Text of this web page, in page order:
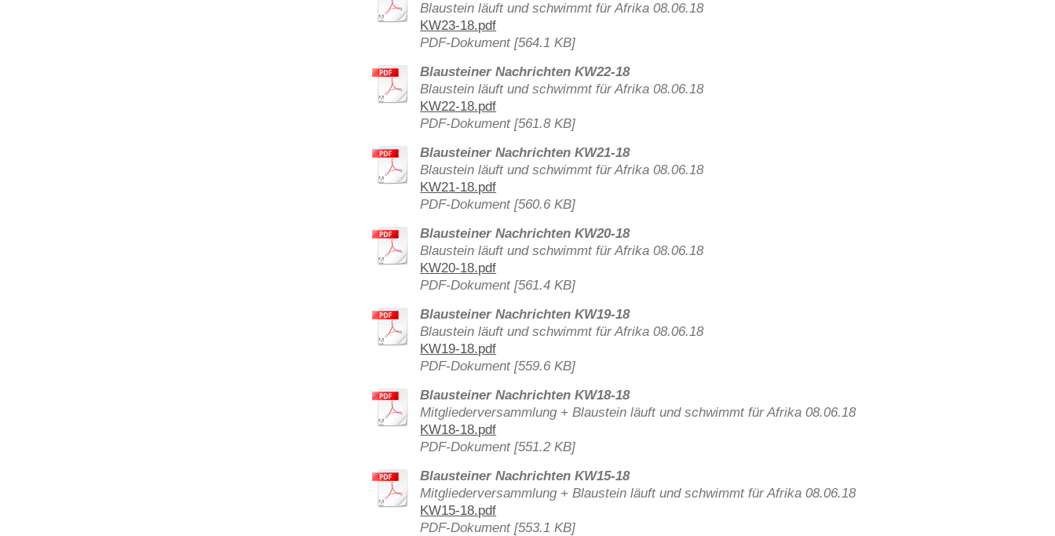
Blaustein läuft und schwimmt für Afrika 08.06.18
KW23-18.pdf
PDF-Dokument [564.1 KB]
Blausteiner Nachrichten KW22-18
Blaustein läuft und schwimmt für Afrika 08.06.18
KW22-18.pdf
PDF-Dokument [561.8 KB]
Blausteiner Nachrichten KW21-18
Blaustein läuft und schwimmt für Afrika 08.06.18
KW21-18.pdf
PDF-Dokument [560.6 KB]
Blausteiner Nachrichten KW20-18
Blaustein läuft und schwimmt für Afrika 08.06.18
KW20-18.pdf
PDF-Dokument [561.4 KB]
Blausteiner Nachrichten KW19-18
Blaustein läuft und schwimmt für Afrika 08.06.18
KW19-18.pdf
PDF-Dokument [559.6 KB]
Blausteiner Nachrichten KW18-18
Mitgliederversammlung + Blaustein läuft und schwimmt für Afrika 08.06.18
KW18-18.pdf
PDF-Dokument [551.2 KB]
Blausteiner Nachrichten KW15-18
Mitgliederversammlung + Blaustein läuft und schwimmt für Afrika 08.06.18
KW15-18.pdf
PDF-Dokument [553.1 KB]